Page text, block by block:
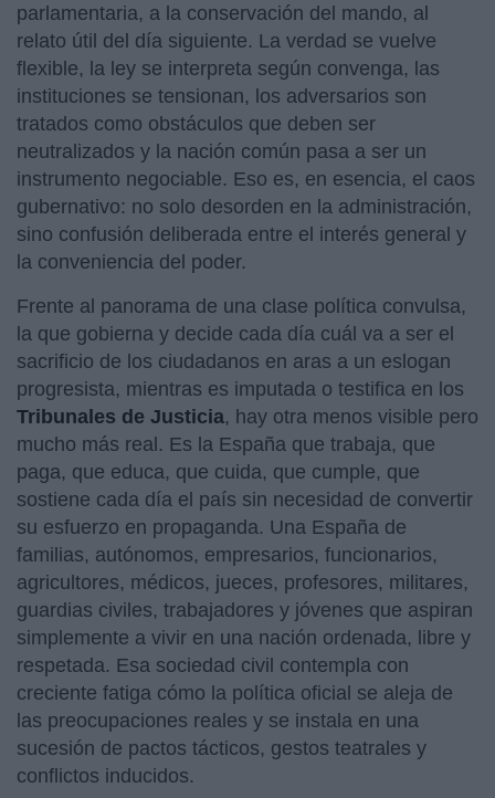
parlamentaria, a la conservación del mando, al
relato útil del día siguiente. La verdad se vuelve
flexible, la ley se interpreta según convenga, las
instituciones se tensionan, los adversarios son
tratados como obstáculos que deben ser
neutralizados y la nación común pasa a ser un
instrumento negociable. Eso es, en esencia, el caos
gubernativo: no solo desorden en la administración,
sino confusión deliberada entre el interés general y
la conveniencia del poder.
Frente al panorama de una clase política convulsa,
la que gobierna y decide cada día cuál va a ser el
sacrificio de los ciudadanos en aras a un eslogan
progresista, mientras es imputada o testifica en los
Tribunales de Justicia, hay otra menos visible pero
mucho más real. Es la España que trabaja, que
paga, que educa, que cuida, que cumple, que
sostiene cada día el país sin necesidad de convertir
su esfuerzo en propaganda. Una España de
familias, autónomos, empresarios, funcionarios,
agricultores, médicos, jueces, profesores, militares,
guardias civiles, trabajadores y jóvenes que aspiran
simplemente a vivir en una nación ordenada, libre y
respetada. Esa sociedad civil contempla con
creciente fatiga cómo la política oficial se aleja de
las preocupaciones reales y se instala en una
sucesión de pactos tácticos, gestos teatrales y
conflictos inducidos.